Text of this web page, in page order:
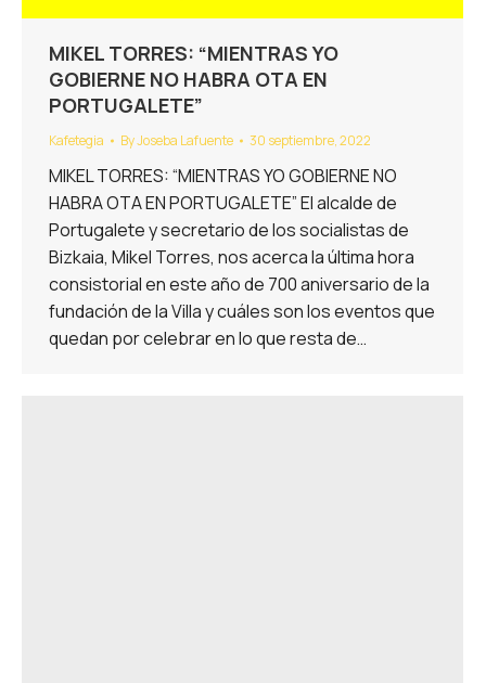
MIKEL TORRES: “MIENTRAS YO
GOBIERNE NO HABRA OTA EN
PORTUGALETE”
Kafetegia ByJoseba Lafuente 30 septiembre, 2022
MIKEL TORRES: “MIENTRAS YO GOBIERNE NO
HABRA OTA EN PORTUGALETE” El alcalde de
Portugalete y secretario de los socialistas de
Bizkaia, Mikel Torres, nos acerca la última hora
consistorial en este año de 700 aniversario de la
fundación de la Villa y cuáles son los eventos que
quedan por celebrar en lo que resta de…